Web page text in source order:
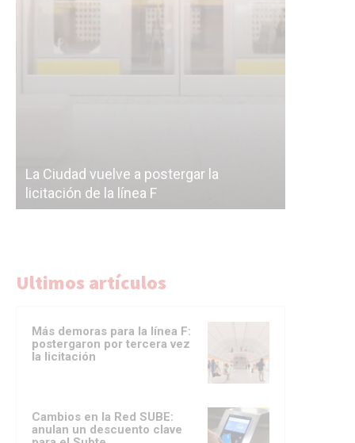
La Ciudad vuelve a postergar la
licitación de la línea F
Ultimos artículos
Más demoras para la línea F:
postergaron por tercera vez
la licitación
Cambios en la Red SUBE:
anulan un descuento clave